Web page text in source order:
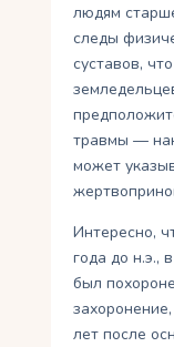
людям
следы
суставов,
травмы —
может
Интересно,
года до н.э.,
был
лет после